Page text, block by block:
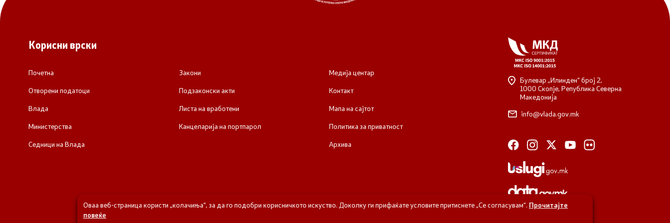
Корисни врски
Почетна
Отворени податоци
Влада
Министерства
Седници на Влада
Закони
Подзаконски акти
Листа на вработени
Канцеларија на портпарол
Медија центар
Контакт
Мапа на сајтот
Политика за приватност
Архива
Булевар „Илинден“ број 2,
1000 Скопје, Република Северна
Македонија
info@vlada.gov.mk
Оваа веб-страница користи „колачиња“, за да го подобри корисничкото искуство. Доколку ги прифаќате условите притиснете „Се согласувам“. Прочитајте
повеќе